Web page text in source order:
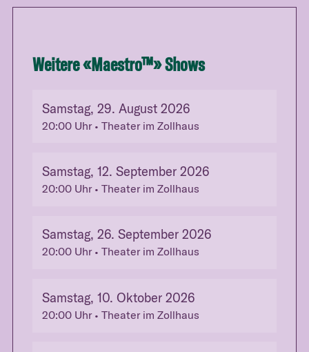
Weitere «Maestro™» Shows
Samstag, 29. August 2026
20:00Uhr• Theater im Zollhaus
Samstag, 12. September 2026
20:00Uhr• Theater im Zollhaus
Samstag, 26. September 2026
20:00Uhr• Theater im Zollhaus
Samstag, 10. Oktober 2026
20:00Uhr• Theater im Zollhaus